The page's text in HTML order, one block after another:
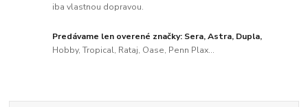
iba vlastnou dopravou.
Predávame len overené značky: Sera, Astra, Dupla,
Hobby, Tropical, Rataj, Oase, Penn Plax...